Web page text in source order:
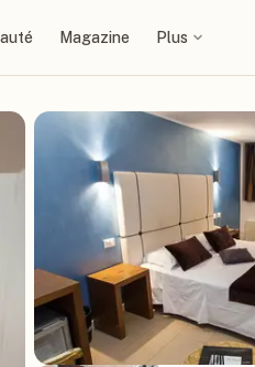
Magazine Plus